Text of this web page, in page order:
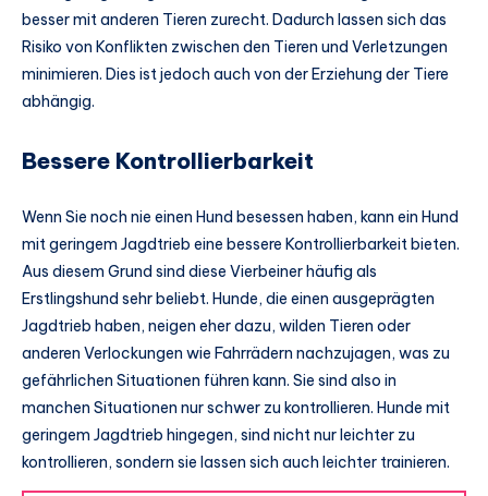
besser mit anderen Tieren zurecht. Dadurch lassen sich das
Risiko von Konflikten zwischen den Tieren und Verletzungen
minimieren. Dies ist jedoch auch von der Erziehung der Tiere
abhängig.
Bessere Kontrollierbarkeit
Wenn Sie noch nie einen Hund besessen haben, kann ein Hund
mit geringem Jagdtrieb eine bessere Kontrollierbarkeit bieten.
Aus diesem Grund sind diese Vierbeiner häufig als
Erstlingshund sehr beliebt. Hunde, die einen ausgeprägten
Jagdtrieb haben, neigen eher dazu, wilden Tieren oder
anderen Verlockungen wie Fahrrädern nachzujagen, was zu
gefährlichen Situationen führen kann. Sie sind also in
manchen Situationen nur schwer zu kontrollieren. Hunde mit
geringem Jagdtrieb hingegen, sind nicht nur leichter zu
kontrollieren, sondern sie lassen sich auch leichter trainieren.